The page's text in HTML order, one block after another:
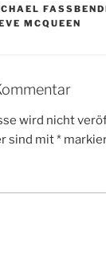
MCQUEEN
wird nicht
sind mit*